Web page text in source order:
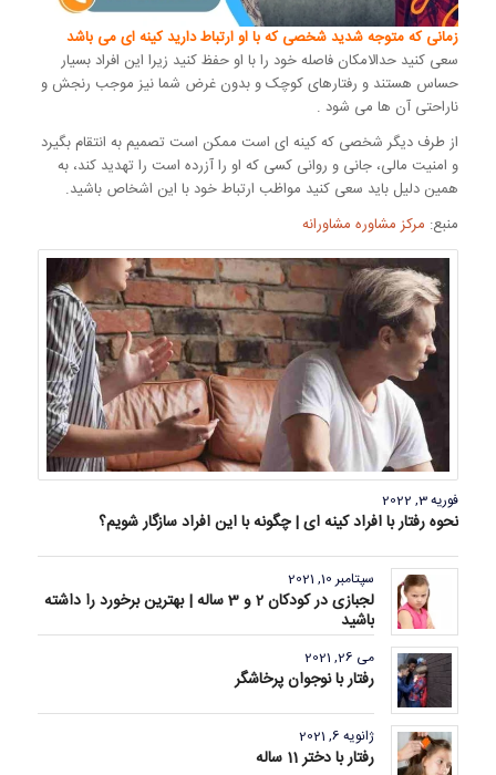
زمانی که متوجه شدید شخصی که با او ارتباط دارید کینه ای می باشد
سعی کنید حدالامکان فاصله خود را با او حفظ کنید زیرا این افراد بسیار
حساس هستند و رفتارهای کوچک و بدون غرض شما نیز موجب رنجش و
ناراحتی آن ها می شود .
از طرف دیگر شخصی که کینه ای است ممکن است تصمیم به انتقام بگیرد
و امنیت مالی، جانی و روانی کسی که او را آزرده است را تهدید کند، به
همین دلیل باید سعی کنید مواظب ارتباط خود با این اشخاص باشید.
منبع: مرکز مشاوره مشاورانه
فوریه 3, 2022
نحوه رفتار با افراد کینه ای | چگونه با این افراد سازگار شویم؟
سپتامبر 10, 2021
لجبازی در کودکان 2 و 3 ساله | بهترین برخورد را داشته
باشید
می 26, 2021
رفتار با نوجوان پرخاشگر
ژانویه 6, 2021
رفتار با دختر 11 ساله